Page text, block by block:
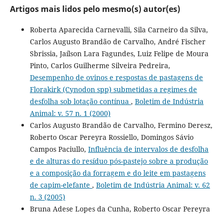
Artigos mais lidos pelo mesmo(s) autor(es)
Roberta Aparecida Carnevalli, Sila Carneiro da Silva,
Carlos Augusto Brandão de Carvalho, André Fischer
Sbrissia, Jaílson Lara Fagundes, Luiz Felipe de Moura
Pinto, Carlos Guilherme Silveira Pedreira,
Desempenho de ovinos e respostas de pastagens de
Florakirk (Cynodon spp) submetidas a regimes de
desfolha sob lotação contínua , Boletim de Indústria
Animal: v. 57 n. 1 (2000)
Carlos Augusto Brandão de Carvalho, Fermino Deresz,
Roberto Oscar Pereyra Rossiello, Domingos Sávio
Campos Paciullo, Influência de intervalos de desfolha
e de alturas do resíduo pós-pastejo sobre a produção
e a composição da forragem e do leite em pastagens
de capim-elefante , Boletim de Indústria Animal: v. 62
n. 3 (2005)
Bruna Adese Lopes da Cunha, Roberto Oscar Pereyra